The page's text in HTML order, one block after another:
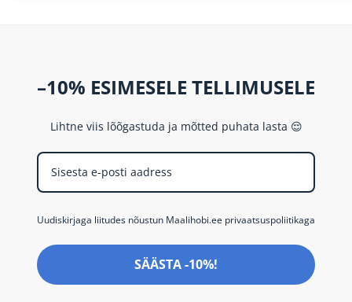
–10% ESIMESELE TELLIMUSELE
Lihtne viis lõõgastuda ja mõtted puhata lasta 😌
Uudiskirjaga liitudes nõustun Maalihobi.ee privaatsuspoliitikaga
SÄÄSTA -10%!